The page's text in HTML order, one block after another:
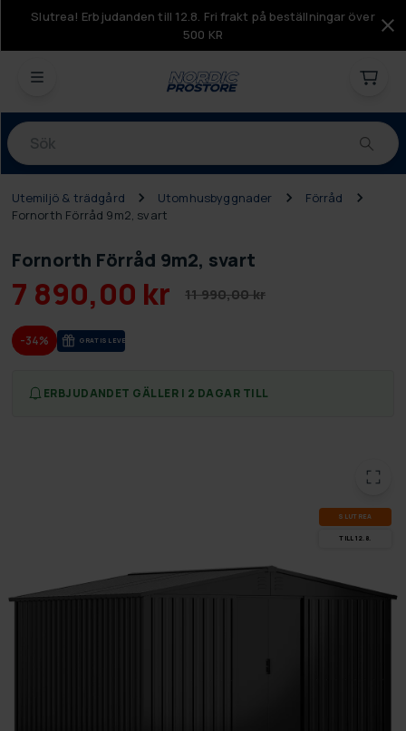
Slutrea! Erbjudanden till 12.8. Fri frakt på beställningar över
500 KR
Produkter
Utemiljö & trädgård Utomhusbyggnader
Förråd
Fornorth Förråd 9m2, svart
Fornorth Förråd 9m2, svart
7 890,00 kr 11 990,00 kr
-34% GRA­TIS LE­VE­RANS
ERBJUDANDET GÄLLER I 2 DAGAR TILL
SLUT­REA
TILL 12.8.